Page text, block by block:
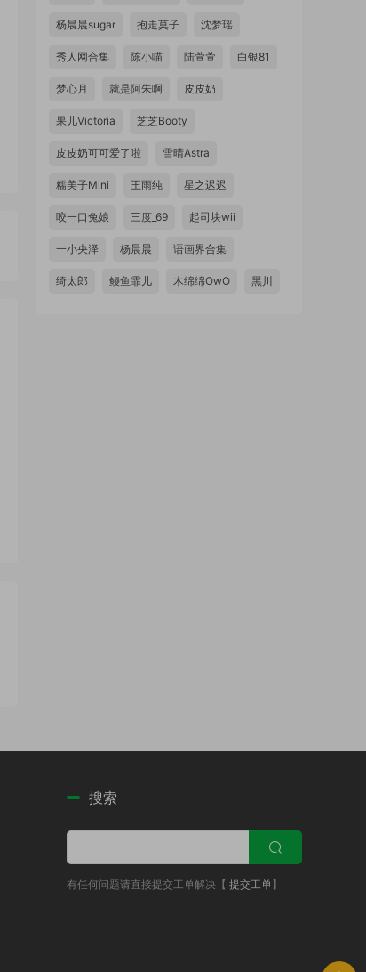
杨晨晨sugar 抱走莫子 沈梦瑶
秀人网合集 陈小喵 陆萱萱 白银81
梦心月 就是阿朱啊 皮皮奶
果儿Victoria 芝芝Booty
皮皮奶可可爱了啦 雪晴Astra
糯美子Mini 王雨纯 星之迟迟
咬一口兔娘 三度_69 起司块wii
一小央泽 杨晨晨 语画界合集
绮太郎 鳗鱼霏儿 木绵绵OwO 黑川
搜索
有任何问题请直接提交工单解决【 提交工单】